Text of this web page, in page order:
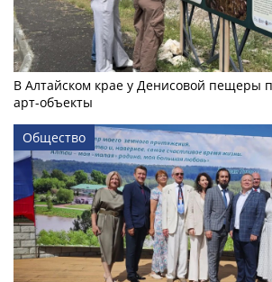
В Алтайском крае у Денисовой пещеры
арт-объекты
Общество